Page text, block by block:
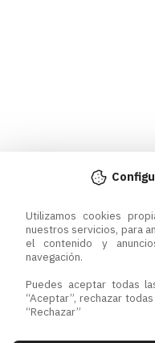
Utilizamos cookies
nuestros servicios, para
el contenido y
navegación.
Puedes aceptar todas
“Aceptar”, rechazar
“Rechazar”